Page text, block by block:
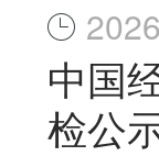
中国
检公